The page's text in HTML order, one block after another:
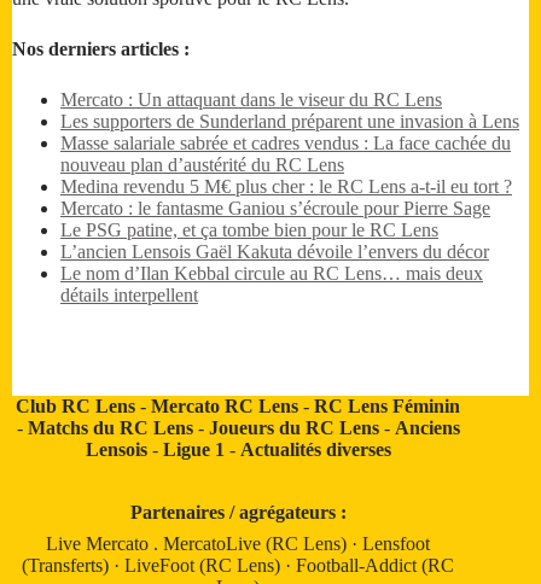
Nos derniers articles :
Mercato : Un attaquant dans le viseur du RC Lens
Les supporters de Sunderland préparent une invasion à Lens
Masse salariale sabrée et cadres vendus : La face cachée du
nouveau plan d’austérité du RC Lens
Medina revendu 5 M€ plus cher : le RC Lens a-t-il eu tort ?
Mercato : le fantasme Ganiou s’écroule pour Pierre Sage
Le PSG patine, et ça tombe bien pour le RC Lens
L’ancien Lensois Gaël Kakuta dévoile l’envers du décor
Le nom d’Ilan Kebbal circule au RC Lens… mais deux
détails interpellent
Club RC Lens -Mercato RC Lens -RC Lens Féminin
- Matchs du RC Lens- Joueurs du RC Lens- Anciens
Lensois- Ligue 1 - Actualités diverses
Partenaires / agrégateurs :
Live Mercato .MercatoLive (RC Lens) ·Lensfoot
(Transferts) ·LiveFoot (RC Lens) ·Football-Addict (RC